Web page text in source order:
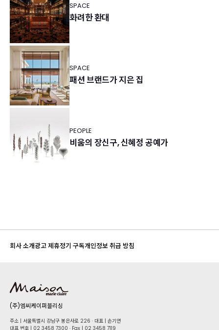
SPACE
화려한 환대
SPACE
패션 브랜드가 지은 집
PEOPLE
비움의 장신구, 신혜정 공예가
회사 소개광고 제휴정기 구독개인정보 취급 방침
(주)엠씨케이퍼블리싱
주소 | 서울특별시 강남구 봉은사로 226 · 대표 | 손기연
대표 번호 | 02 34​58 7300 · Fax | 02 34​58 7119